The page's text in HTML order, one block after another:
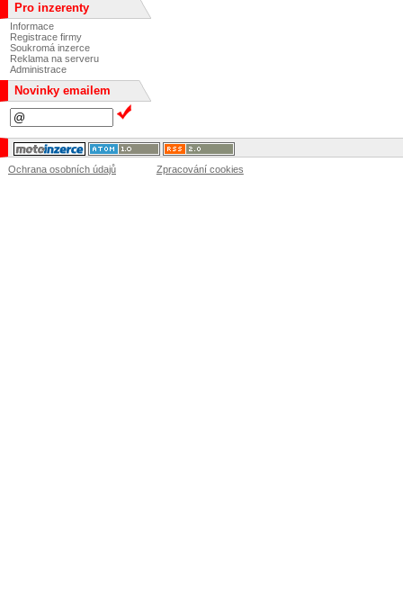
Pro inzerenty
Informace
Registrace firmy
Soukromá inzerce
Reklama na serveru
Administrace
Novinky emailem
Ochrana osobních údajů Zpracování cookies